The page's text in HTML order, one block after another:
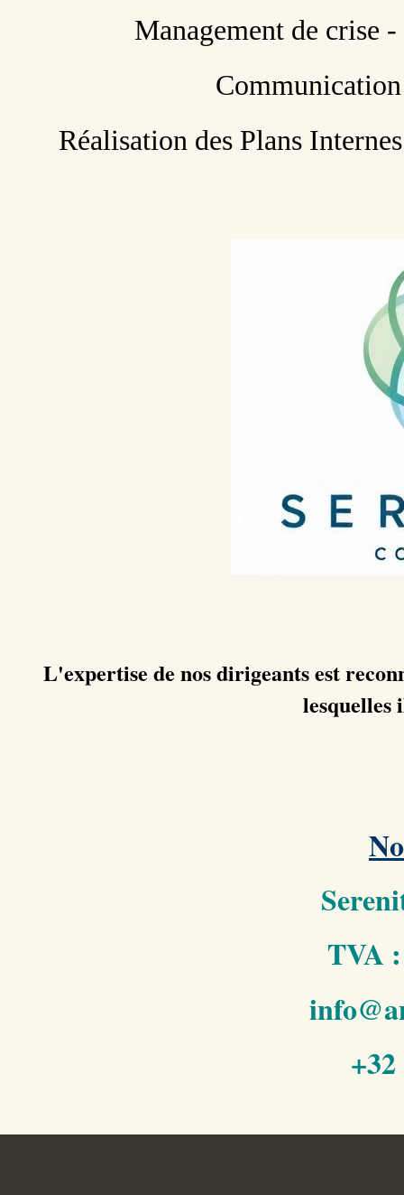
Management de crise
Réalisation des Plans
L'expertise de nos dirigeants est
lesquelles
TVA